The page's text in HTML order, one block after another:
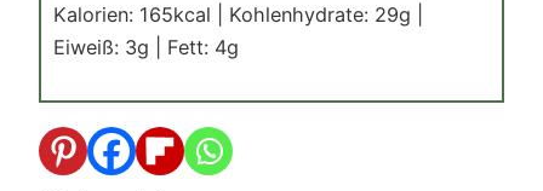
Kalorien: 165kcal Kohlenhydrate: 29g
Eiweiß: 3g Fett: 4g